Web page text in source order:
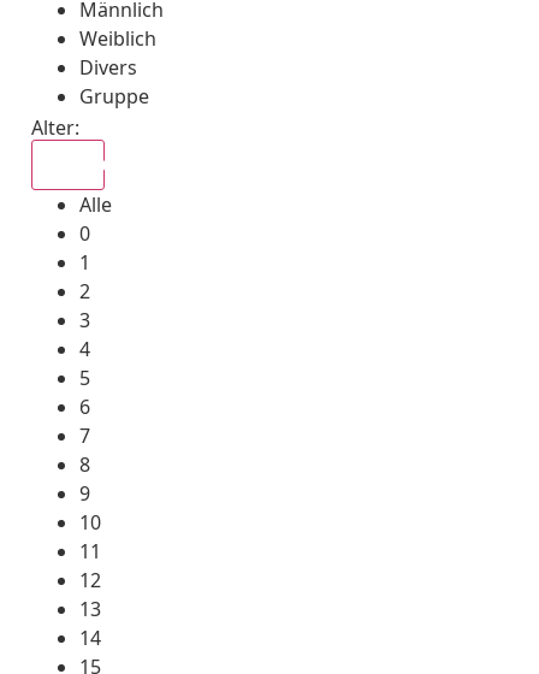
Männlich
Weiblich
Divers
Gruppe
Alter:
Alle
0
1
2
3
4
5
6
7
8
9
10
11
12
13
14
15